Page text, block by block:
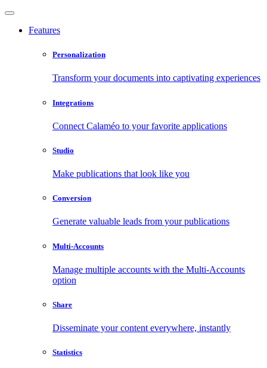
Features
Personalization
Transform your documents into captivating experiences
Integrations
Connect Calaméo to your favorite applications
Studio
Make publications that look like you
Conversion
Generate valuable leads from your publications
Multi-Accounts
Manage multiple accounts with the Multi-Accounts
option
Share
Disseminate your content everywhere, instantly
Statistics